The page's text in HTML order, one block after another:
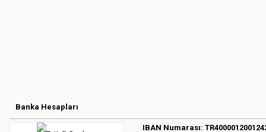
Banka Hesapları
IBAN Numarası: